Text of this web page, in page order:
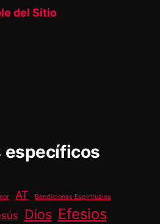
del Sitio
específicos
AT Bendiciones Espirituales
Dios Efesios